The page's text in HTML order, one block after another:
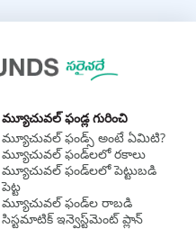
మ్యూచువల్ ఫండ్ల గురించి
మ్యూచువల్ ఫండ్స్ అంటే ఏమిటి?
మ్యూచువల్ ఫండ్‌లలో రకాలు
మ్యూచువల్ ఫండ్‌లలో పెట్టుబడి
పెట్ట
మ్యూచువల్ ఫండ్‌ల రాబడి
సిస్టమాటిక్ ఇన్వెస్ట్‌‌మెంట్ ప్లాన్